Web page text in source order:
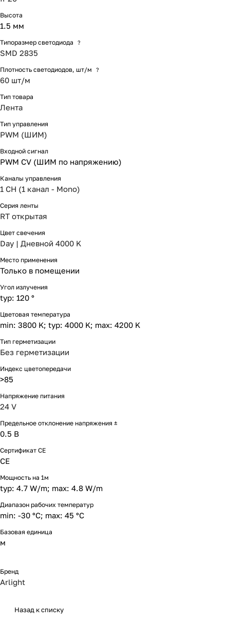
Высота
1.5 мм
Типоразмер светодиода ?
SMD 2835
Плотность светодиодов, шт/м ?
60 шт/м
Тип товара
Лента
Тип управления
PWM (ШИМ)
Входной сигнал
PWM СV (ШИМ по напряжению)
Каналы управления
1 CH (1 канал - Mono)
Серия ленты
RT открытая
Цвет свечения
Day | Дневной 4000 K
Место применения
Только в помещении
Угол излучения
typ: 120 °
Цветовая температура
min: 3800 K; typ: 4000 K; max: 4200 K
Тип герметизации
Без герметизации
Индекс цветопередачи
>85
Напряжение питания
24 V
Предельное отклонение напряжения ±
0.5 В
Сертификат CE
CE
Мощность на 1м
typ: 4.7 W/m; max: 4.8 W/m
Диапазон рабочих температур
min: -30 °C; max: 45 °C
Базовая единица
м
Бренд
Arlight
Назад к списку